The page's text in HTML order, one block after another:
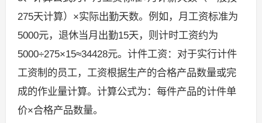
275天计算）×实际出勤天数。例如，月工资标准为
5000元，退休当月出勤15天，则计时工资约为
5000÷275×15≈34428元。计件工资：对于实行计件
工资制的员工，工资根据生产的合格产品数量或完
成的作业量计算。计算公式为：每件产品的计件单
价×合格产品数量。